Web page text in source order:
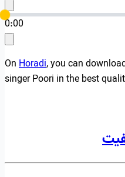
0:00
OnHoradi, you can
singer Poori in the best